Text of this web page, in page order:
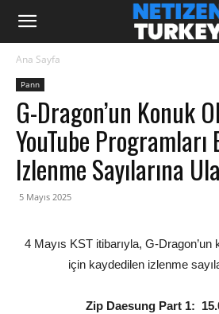
Ana Sayfa
Pann
G-Dragon’un Konuk
YouTube Programları
Izlenme Sayılarına
5 Mayıs 2025
4 Mayıs KST itibarıyla, G-
için kaydedilen izlenme
Zip Daesung Part 1: